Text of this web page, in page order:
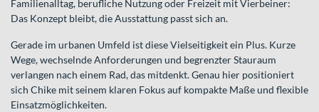
Familienalltag, berufliche Nutzung oder Freizeit mit Vierbeiner:
Das Konzept bleibt, die Ausstattung passt sich an.
Gerade im urbanen Umfeld ist diese Vielseitigkeit ein Plus. Kurze
Wege, wechselnde Anforderungen und begrenzter Stauraum
verlangen nach einem Rad, das mitdenkt. Genau hier positioniert
sich Chike mit seinem klaren Fokus auf kompakte Maße und flexible
Einsatzmöglichkeiten.